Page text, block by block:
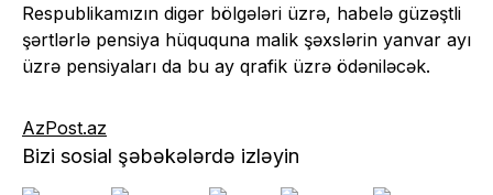
Respublikamızın digər bölgələri üzrə, habelə güzəştli
şərtlərlə pensiya hüququna malik şəxslərin yanvar ayı
üzrə pensiyaları da bu ay qrafik üzrə ödəniləcək.
AzPost.az
Bizi sosial şəbəkələrdə izləyin